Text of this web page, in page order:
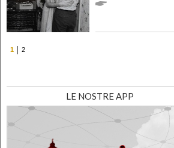
1
2
LE NOSTRE APP